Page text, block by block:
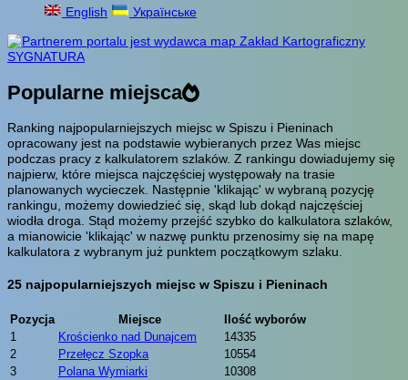
English Українське
Popularne miejsca
Ranking najpopularniejszych miejsc w Spiszu i Pieninach
opracowany jest na podstawie wybieranych przez Was miejsc
podczas pracy z kalkulatorem szlaków. Z rankingu dowiadujemy się
najpierw, które miejsca najczęściej występowały na trasie
planowanych wycieczek. Następnie 'klikając' w wybraną pozycję
rankingu, możemy dowiedzieć się, skąd lub dokąd najczęściej
wiodła droga. Stąd możemy przejść szybko do kalkulatora szlaków,
a mianowicie 'klikając' w nazwę punktu przenosimy się na mapę
kalkulatora z wybranym już punktem początkowym szlaku.
25 najpopularniejszych miejsc w Spiszu i Pieninach
Pozycja Miejsce
Ilość wyborów
1
Krościenko nad Dunajcem
14335
2
Przełęcz Szopka
10554
3
Polana Wymiarki
10308